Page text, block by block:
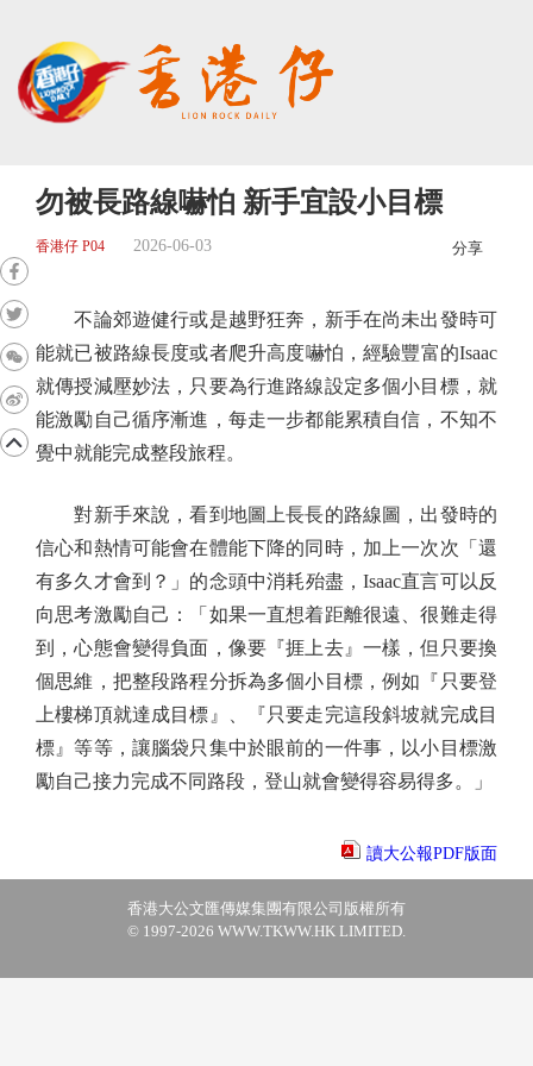
勿被長路線嚇怕 新手宜設小目標
香港仔 P04 2026-06-03 分享
不論郊遊健行或是越野狂奔，新手在尚未出發時可
能就已被路線長度或者爬升高度嚇怕，經驗豐富的Isaac
就傳授減壓妙法，只要為行進路線設定多個小目標，就
能激勵自己循序漸進，每走一步都能累積自信，不知不
覺中就能完成整段旅程。
對新手來說，看到地圖上長長的路線圖，出發時的
信心和熱情可能會在體能下降的同時，加上一次次「還
有多久才會到？」的念頭中消耗殆盡，Isaac直言可以反
向思考激勵自己：「如果一直想着距離很遠、很難走得
到，心態會變得負面，像要『捱上去』一樣，但只要換
個思維，把整段路程分拆為多個小目標，例如『只要登
上樓梯頂就達成目標』、『只要走完這段斜坡就完成目
標』等等，讓腦袋只集中於眼前的一件事，以小目標激
勵自己接力完成不同路段，登山就會變得容易得多。」
讀大公報PDF版面
香港大公文匯傳媒集團有限公司版權所有
© 1997-2026 WWW.TKWW.HK LIMITED.